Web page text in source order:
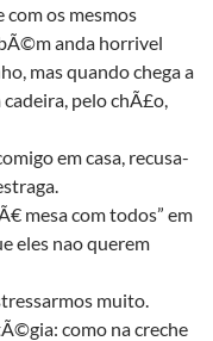
com os mesmos
anda horrivel
mas quando chega a
pelo chÃ£o,
em casa, recusa-
mesa com todos” em
eles nao querem
muito.
como na creche